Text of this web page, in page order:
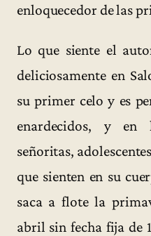
enloquecedor de las
Lo que siente el
deliciosamente en
su primer celo y es
enardecidos, y en
señoritas,
que sienten en su
saca a flote la
abril sin fecha fija de